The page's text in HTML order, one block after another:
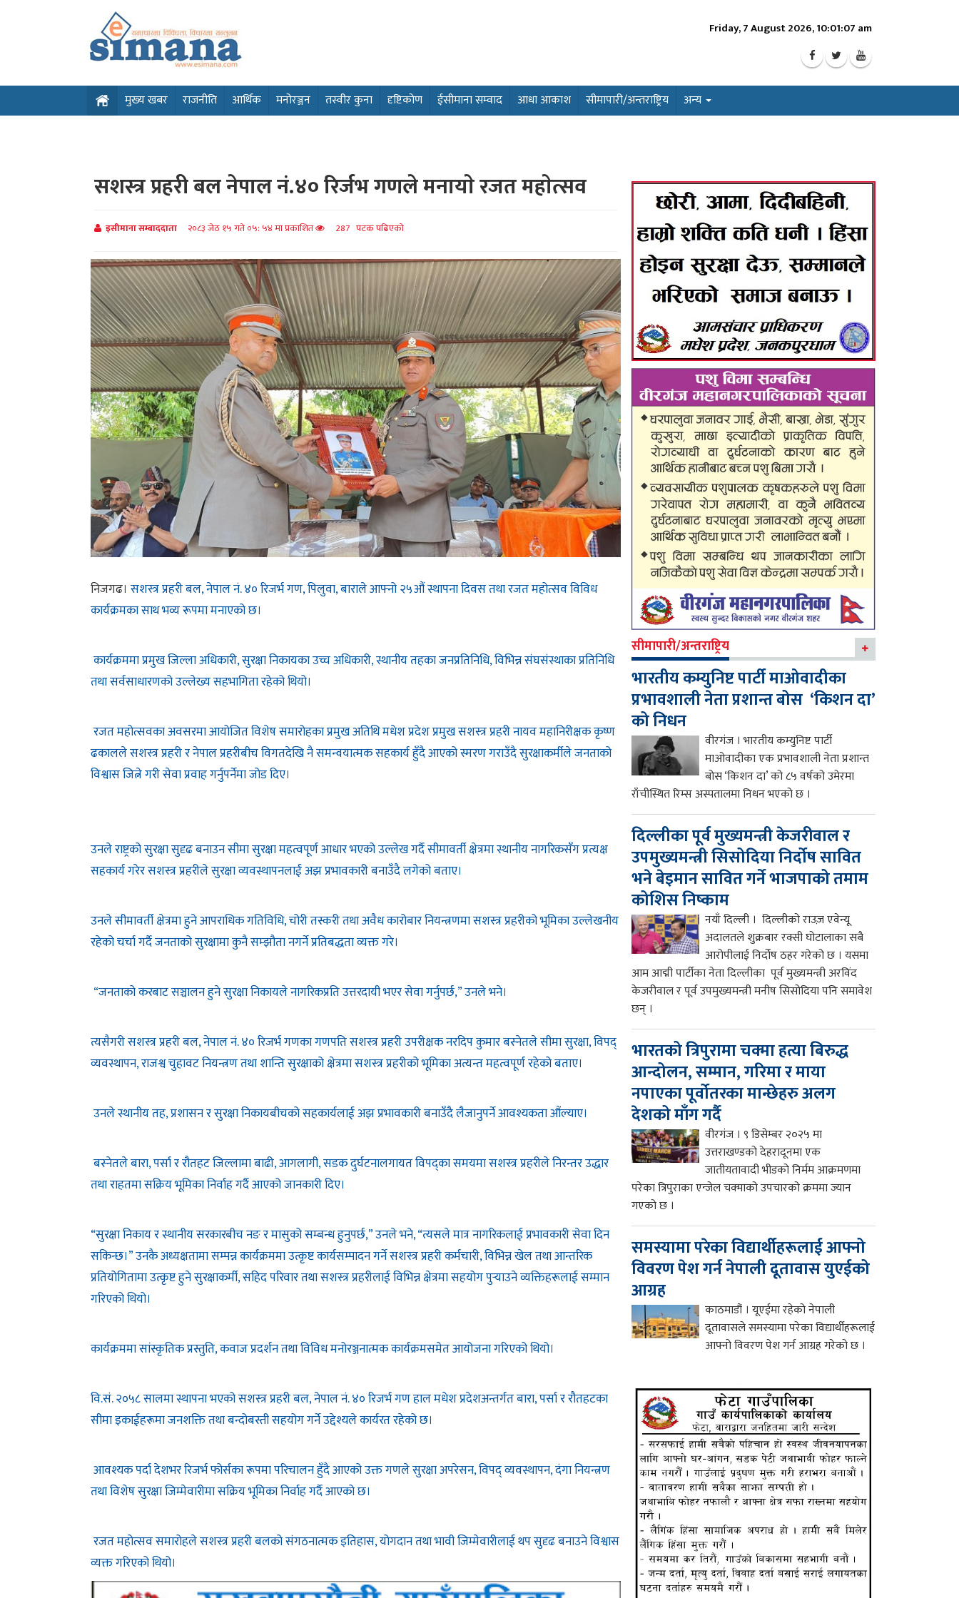
Friday, 7 August 2026, 10:01:09 am
मुख्य खबर राजनीति आर्थिक मनोरञ्जन तस्वीर कुना दृष्टिकोण ईसीमाना सम्वाद आधा आकाश सीमापारी/अन्तराष्ट्रिय अन्य
सशस्त्र प्रहरी बल नेपाल नं.४० रिर्जभ गणले मनायाे रजत महाेत्सव
इसीमाना सम्बाददाता २०८३ जेठ १५ गते ०५: ५४ मा प्रकाशित 287 पटक पढिएको
निजगढ। सशस्त्र प्रहरी बल, नेपाल नं. ४० रिजर्भ गण, पिलुवा, बाराले आफ्नो २५औं स्थापना दिवस तथा रजत महोत्सव विविध
कार्यक्रमका साथ भव्य रूपमा मनाएको छ।
कार्यक्रममा प्रमुख जिल्ला अधिकारी, सुरक्षा निकायका उच्च अधिकारी, स्थानीय तहका जनप्रतिनिधि, विभिन्न संघसंस्थाका प्रतिनिधि
तथा सर्वसाधारणको उल्लेख्य सहभागिता रहेको थियो।
रजत महोत्सवका अवसरमा आयोजित विशेष समारोहका प्रमुख अतिथि मधेश प्रदेश प्रमुख सशस्त्र प्रहरी नायव महानिरीक्षक कृष्ण
ढकालले सशस्त्र प्रहरी र नेपाल प्रहरीबीच विगतदेखि नै समन्वयात्मक सहकार्य हुँदै आएको स्मरण गराउँदै सुरक्षाकर्मीले जनताको
विश्वास जित्ने गरी सेवा प्रवाह गर्नुपर्नेमा जोड दिए।
उनले राष्ट्रको सुरक्षा सुदृढ बनाउन सीमा सुरक्षा महत्वपूर्ण आधार भएको उल्लेख गर्दै सीमावर्ती क्षेत्रमा स्थानीय नागरिकसँग प्रत्यक्ष
सहकार्य गरेर सशस्त्र प्रहरीले सुरक्षा व्यवस्थापनलाई अझ प्रभावकारी बनाउँदै लगेको बताए।
उनले सीमावर्ती क्षेत्रमा हुने आपराधिक गतिविधि, चोरी तस्करी तथा अवैध कारोबार नियन्त्रणमा सशस्त्र प्रहरीको भूमिका उल्लेखनीय
रहेको चर्चा गर्दै जनताको सुरक्षामा कुनै सम्झौता नगर्ने प्रतिबद्धता व्यक्त गरे।
“जनताको करबाट सञ्चालन हुने सुरक्षा निकायले नागरिकप्रति उत्तरदायी भएर सेवा गर्नुपर्छ,” उनले भने।
त्यसैगरी सशस्त्र प्रहरी बल, नेपाल नं. ४० रिजर्भ गणका गणपति सशस्त्र प्रहरी उपरीक्षक नरदिप कुमार बस्नेतले सीमा सुरक्षा, विपद्
व्यवस्थापन, राजश्व चुहावट नियन्त्रण तथा शान्ति सुरक्षाको क्षेत्रमा सशस्त्र प्रहरीको भूमिका अत्यन्त महत्वपूर्ण रहेको बताए।
उनले स्थानीय तह, प्रशासन र सुरक्षा निकायबीचको सहकार्यलाई अझ प्रभावकारी बनाउँदै लैजानुपर्ने आवश्यकता औंल्याए।
बस्नेतले बारा, पर्सा र रौतहट जिल्लामा बाढी, आगलागी, सडक दुर्घटनालगायत विपद्का समयमा सशस्त्र प्रहरीले निरन्तर उद्धार
तथा राहतमा सक्रिय भूमिका निर्वाह गर्दै आएको जानकारी दिए।
“सुरक्षा निकाय र स्थानीय सरकारबीच नङ र मासुको सम्बन्ध हुनुपर्छ,” उनले भने, “त्यसले मात्र नागरिकलाई प्रभावकारी सेवा दिन
सकिन्छ।” उनकै अध्यक्षतामा सम्पन्न कार्यक्रममा उत्कृष्ट कार्यसम्पादन गर्ने सशस्त्र प्रहरी कर्मचारी, विभिन्न खेल तथा आन्तरिक
प्रतियोगितामा उत्कृष्ट हुने सुरक्षाकर्मी, सहिद परिवार तथा सशस्त्र प्रहरीलाई विभिन्न क्षेत्रमा सहयोग पुर्‍याउने व्यक्तिहरूलाई सम्मान
गरिएको थियो।
कार्यक्रममा सांस्कृतिक प्रस्तुति, कवाज प्रदर्शन तथा विविध मनोरञ्जनात्मक कार्यक्रमसमेत आयोजना गरिएको थियो।
वि.सं. २०५८ सालमा स्थापना भएको सशस्त्र प्रहरी बल, नेपाल नं. ४० रिजर्भ गण हाल मधेश प्रदेशअन्तर्गत बारा, पर्सा र रौतहटका
सीमा इकाईहरूमा जनशक्ति तथा बन्दोबस्ती सहयोग गर्ने उद्देश्यले कार्यरत रहेको छ।
आवश्यक पर्दा देशभर रिजर्भ फोर्सका रूपमा परिचालन हुँदै आएको उक्त गणले सुरक्षा अपरेसन, विपद् व्यवस्थापन, दंगा नियन्त्रण
तथा विशेष सुरक्षा जिम्मेवारीमा सक्रिय भूमिका निर्वाह गर्दै आएको छ।
रजत महोत्सव समारोहले सशस्त्र प्रहरी बलको संगठनात्मक इतिहास, योगदान तथा भावी जिम्मेवारीलाई थप सुदृढ बनाउने विश्वास
व्यक्त गरिएको थियो।
सीमापारी/अन्तराष्ट्रिय
भारतीय कम्युनिष्ट पार्टी माओवादीका
प्रभावशाली नेता प्रशान्त बोस ‘किशन दा’
को निधन
वीरगंज । भारतीय कम्युनिष्ट पार्टी
माओवादीका एक प्रभावशाली नेता प्रशान्त
बोस ‘किशन दा’ को ८५ वर्षको उमेरमा
राँचीस्थित रिम्स अस्पतालमा निधन भएको छ ।
दिल्लीका पूर्व मुख्यमन्त्री केजरीवाल र
उपमुख्यमन्त्री सिसोदिया निर्दोष सावित
भने बेइमान सावित गर्ने भाजपाको तमाम
कोशिस निष्काम
नयाँ दिल्ली । दिल्लीको राउज़ एवेन्यू
अदालतले शुक्रबार रक्सी घोटालाका सबै
आरोपीलाई निर्दोष ठहर गरेको छ । यसमा
आम आद्मी पार्टीका नेता दिल्लीका पूर्व मुख्यमन्त्री अरविंद
केजरीवाल र पूर्व उपमुख्यमन्त्री मनीष सिसोदिया पनि समावेश
छन् ।
भारतको त्रिपुरामा चक्मा हत्या बिरुद्ध
आन्दोलन, सम्मान, गरिमा र माया
नपाएका पूर्वोतरका मान्छेहरु अलग
देशको माँग गर्दै
वीरगंज । ९ डिसेम्बर २०२५ मा
उत्तराखण्डको देहरादूनमा एक
जातीयतावादी भीडको निर्मम आक्रमणमा
परेका त्रिपुराका एन्जेल चक्माको उपचारको क्रममा ज्यान
गएको छ ।
समस्यामा परेका विद्यार्थीहरूलाई आफ्नो
विवरण पेश गर्न नेपाली दूतावास युएईको
आग्रह
काठमाडौं । यूएईमा रहेको नेपाली
दूतावासले समस्यामा परेका विद्यार्थीहरूलाई
आफ्नो विवरण पेश गर्न आग्रह गरेको छ ।